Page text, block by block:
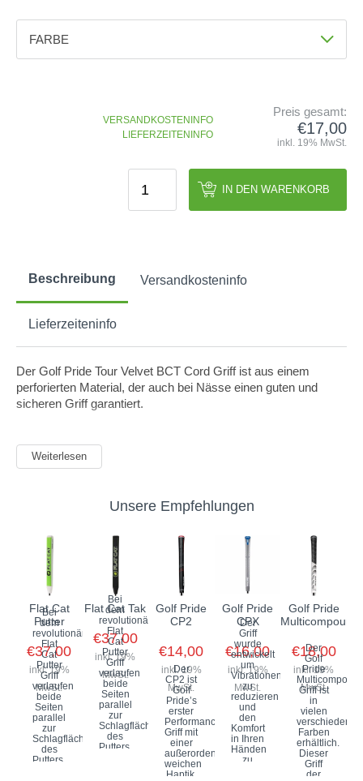
SHAFTS
DEMOSCHLÄGER
TRAININGSHILFEN
BAGS
TROLLIES
FARBE
VERSANDKOSTENINFO
LIEFERZEITENINFO
Preis gesamt:
€17,00
inkl. 19% MwSt.
IN DEN WARENKORB
Beschreibung Versandkosteninfo
Lieferzeiteninfo
Der Golf Pride Tour Velvet BCT Cord Griff ist aus einem
perforierten Material, der auch bei Nässe einen guten und
sicheren Griff garantiert.
Weiterlesen
Unsere Empfehlungen
Flat Cat
Putter
€37,00
inkl. 19%
MwSt.
Bei
dem
revolutionären
Flat
Cat
Putter
Griff
verlaufen
beide
Seiten
parallel
zur
Schlagfläche
des
Putters.
Flat Cat Tak
€37,00
inkl. 19%
MwSt.
Bei
dem
revolutionären
Flat
Cat
Putter
Griff
verlaufen
beide
Seiten
parallel
zur
Schlagfläche
des
Putters.
Golf Pride
CP2
€14,00
inkl. 19%
MwSt.
Der
CP2 ist
Golf
Pride’s
erster
Performance
Griff mit
einer
außerordentlich
weichen
Haptik.
Golf Pride
CPX
€16,00
inkl. 19%
MwSt.
Der
Griff
wurde
entwickelt
um
Vibrationen
zu
reduzieren
und
den
Komfort
in Ihren
Händen
zu
Golf Pride
Multicompound
€18,00
inkl. 19%
MwSt.
Der
Golf
Pride
Griff ist
in
vielen
verschiedenen
Farben
erhältlich.
Dieser
Griff
der